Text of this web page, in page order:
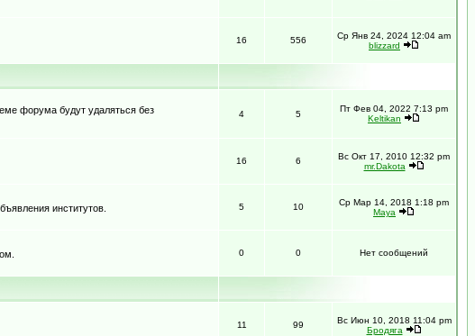
16 556
Ср Янв 24, 2024 12:04 am
blizzard
форума будут удаляться без
4 5
Пт Фев 04, 2022 7:13 pm
Keltikan
16 6
Вс Окт 17, 2010 12:32 pm
mr.Dakota
институтов. 5 10
Ср Мар 14, 2018 1:18 pm
Maya
0 0 Нет сообщений
11 99
Вс Июн 10, 2018 11:04 pm
Бродяга